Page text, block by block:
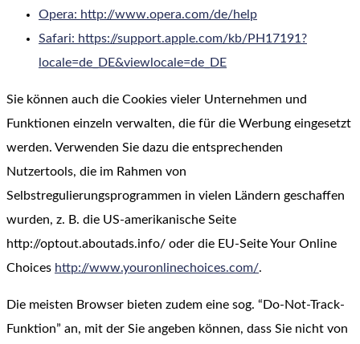
Opera: http://www.opera.com/de/help
Safari: https://support.apple.com/kb/PH17191?
locale=de_DE&viewlocale=de_DE
Sie können auch die Cookies vieler Unternehmen und
Funktionen einzeln verwalten, die für die Werbung eingesetzt
werden. Verwenden Sie dazu die entsprechenden
Nutzertools, die im Rahmen von
Selbstregulierungsprogrammen in vielen Ländern geschaffen
wurden, z. B. die US-amerikanische Seite
http://optout.aboutads.info/ oder die EU-Seite Your Online
Choices http://www.youronlinechoices.com/.
Die meisten Browser bieten zudem eine sog. “Do-Not-Track-
Funktion” an, mit der Sie angeben können, dass Sie nicht von